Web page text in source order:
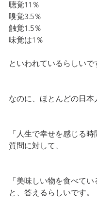
聴覚11％
嗅覚3.5％
触覚1.5％
味覚は1％
といわれているらしいで
なのに、ほとんどの日本
「人生で幸せを感じる時
質問に対して、
「美味しい物を食べてい
と、答えるらしいです。